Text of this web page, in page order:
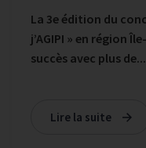
La 3e édition du
j’AGIPI » en région
succès avec plus de...
Lire la suite